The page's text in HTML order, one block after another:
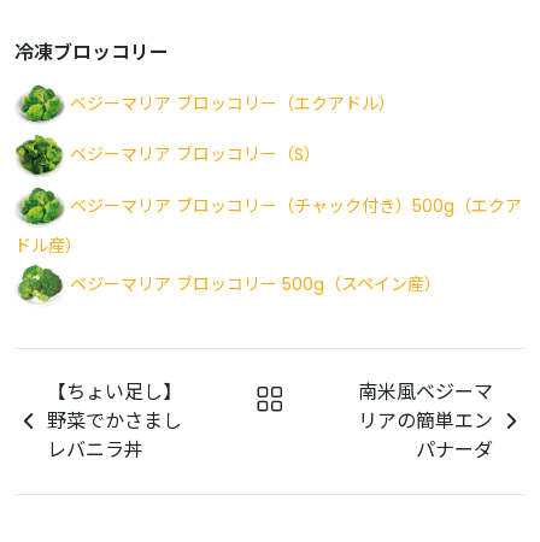
冷凍ブロッコリー
ベジーマリア ブロッコリー（エクアドル）
ベジーマリア ブロッコリー（S）
ベジーマリア ブロッコリー（チャック付き）500g（エクア
ドル産）
ベジーマリア ブロッコリー 500g（スペイン産）
【ちょい足し】
野菜でかさまし
レバニラ丼
南米風ベジーマ
リアの簡単エン
パナーダ